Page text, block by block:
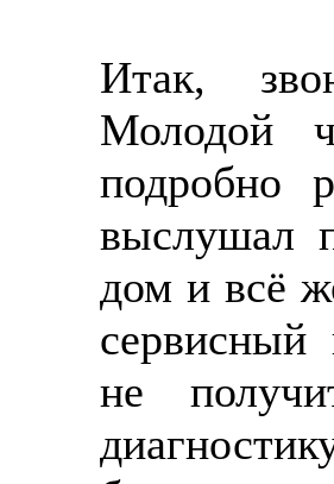
Итак,
Молодой
подробно
выслушал
дом и всё
сервисный
не